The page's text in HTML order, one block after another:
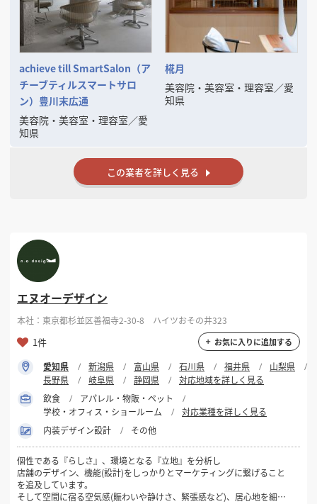
achieve till SmartSalon（ア
チーブティルスマートサロ
ン）豊川末広通
美容院・美容室・理容室／愛
知県
椛月
美容院・美容室・理容室／愛
知県
この業者を詳しく見る
エヌオーデザイン
本社：東京都杉並区善福寺2-30-8 ハイツおその井323
1件 お気に入りに追加する
愛知県 新潟県 富山県 石川県 福井県
山梨県
長野県
岐阜県 静岡県
対応地域を詳しく見る
飲食
アパレル・物販・ペット
学校・オフィス・ショールーム
対応業種を詳しく見る
内装デザイン設計
その他
個性である『らしさ』、環境となる『立地』を分析し
店舗のデザイン、機能(設計)をしっかりとマーケティングに繋げること
を追及しています。
そして空間に宿る空気感(賑わいや静けさ、緊張感など)、居心地を細や